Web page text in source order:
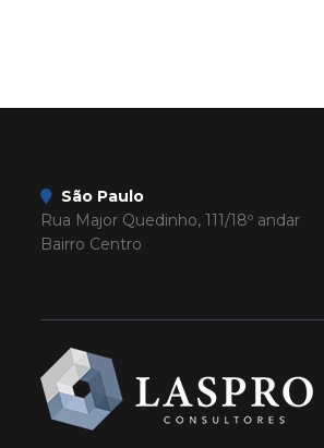
São Paulo
Rua Major Quedinho, 111/18º andar
Bairro Centro